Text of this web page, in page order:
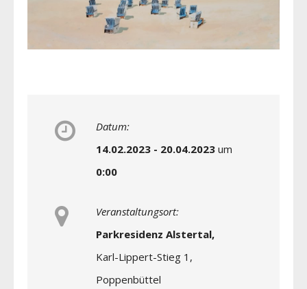
Datum:
14.02.2023 - 20.04.2023 um
0:00
Veranstaltungsort:
Parkresidenz Alstertal,
Karl-Lippert-Stieg 1,
Poppenbüttel